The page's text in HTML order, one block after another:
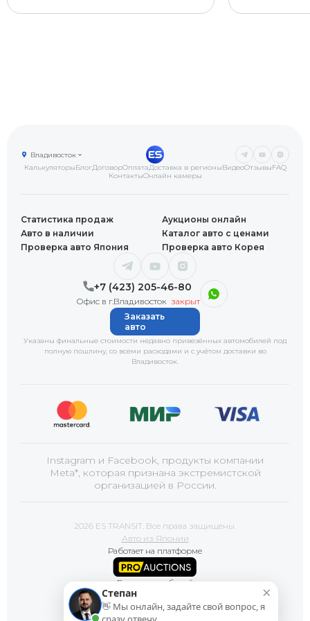
КалькуляторыБлогДоговорОплатаДоставка в регионыВидеоОтзывыFAQ
КонтактыОнлайн камеры
Владивосток
+7 (423) 205-46-80
Офис в г.Владивосток закрыт
Статистика продаж
Аукционы онлайн
Авто в наличии
Каталог авто с ценами
Проверка авто Япония
Проверка авто Корея
Указаны финальные стоимости недавно привезённых автомобилей под
полную пошлину, со всеми расходами и с учётом доставки во
Владивосток.
Заказать
авто
Instagram и Facebook, продукты компании
Meta*, которая признана экстремистской
организацией в России.
2026 ES TRANSIT. Все права защищены.
Авто из Японии
Работает на платформе
Базы автомобилей
Сайт продвигает
×
Степан
👋 Мы онлайн, задайте свой вопрос, я